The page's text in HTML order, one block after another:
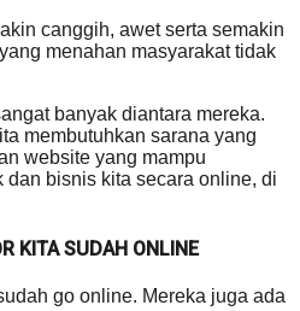
canggih, awet serta semakin
menahan masyarakat tidak
banyak diantara mereka.
membutuhkan sarana yang
website yang mampu
dan bisnis kita secara online, di
KITA SUDAH ONLINE
go online. Mereka juga ada